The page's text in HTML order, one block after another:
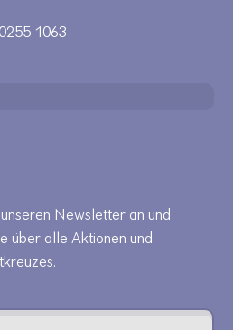
1063
Newsletter an und
über alle Aktionen und